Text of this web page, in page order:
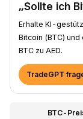
„Sollte ich
Erhalte KI-
Bitcoin (BTC)
BTC zu AED.
TradeGPT
BTC-